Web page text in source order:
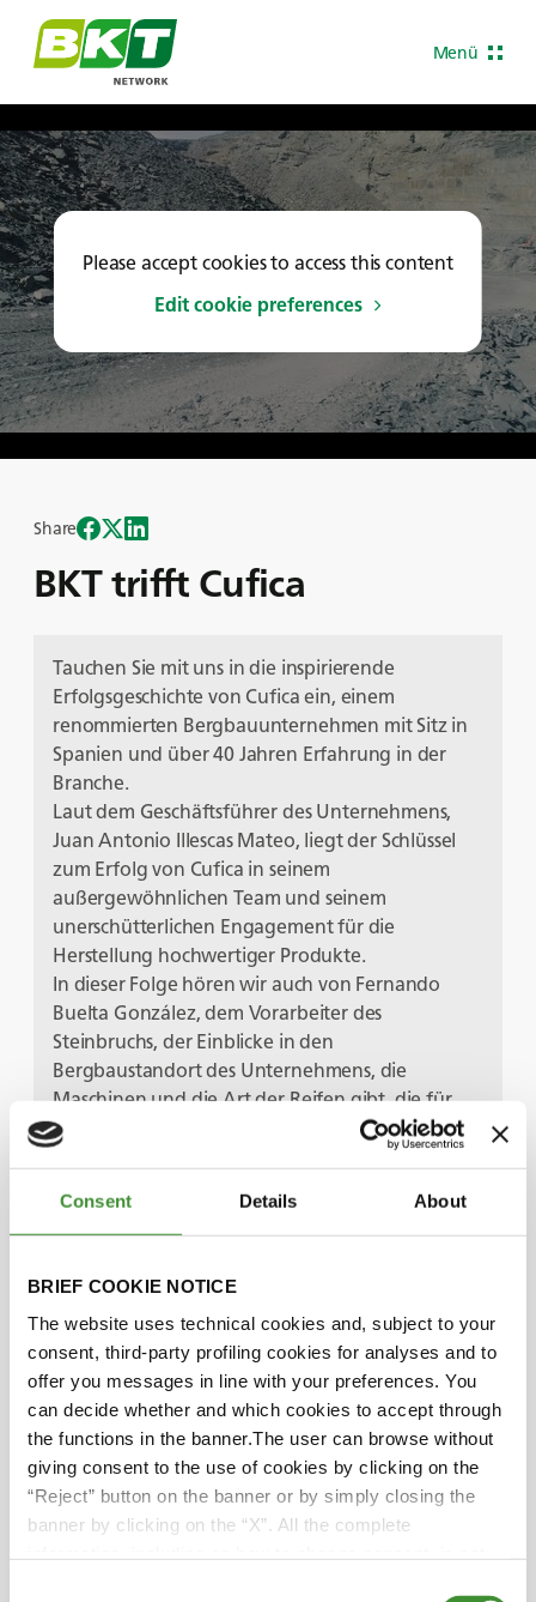
Consent Details About
BRIEF COOKIE NOTICE
The website uses technical cookies and, subject to your
consent, third-party profiling cookies for analyses and to
offer you messages in line with your preferences. You
can decide whether and which cookies to accept through
the functions in the banner.The user can browse without
giving consent to the use of cookies by clicking on the
“Reject” button on the banner or by simply closing the
banner by clicking on the “X”. All the complete
Menü
Please accept cookies to access this content
Edit cookie preferences
BKT trifft Cufica
Share
Tauchen Sie mit uns in die inspirierende
Erfolgsgeschichte von Cufica ein, einem
renommierten Bergbauunternehmen mit Sitz in
Spanien und über 40 Jahren Erfahrung in der
Branche.
Laut dem Geschäftsführer des Unternehmens,
Juan Antonio Illescas Mateo, liegt der Schlüssel
zum Erfolg von Cufica in seinem
außergewöhnlichen Team und seinem
unerschütterlichen Engagement für die
Herstellung hochwertiger Produkte.
In dieser Folge hören wir auch von Fernando
Buelta González, dem Vorarbeiter des
Steinbruchs, der Einblicke in den
Bergbaustandort des Unternehmens, die
Maschinen und die Art der Reifen gibt, die für
einen optimalen Betrieb erforderlich sind.
Treten Sie ein in die Welt von Cufica und
aufregenden Pläne für die Zukunft.
Wussten Sie?
Cufica wurde 1980 gegründet.
Cufica betreibt in Las Medulas die größte
Goldmine der Region.
Der Schwerpunkt des Unternehmens liegt auf